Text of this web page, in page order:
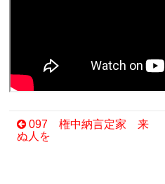
097 権中納言定家 来
ぬ人を